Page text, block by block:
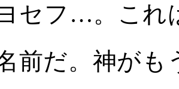
セフ…。これ
前だ。神がも